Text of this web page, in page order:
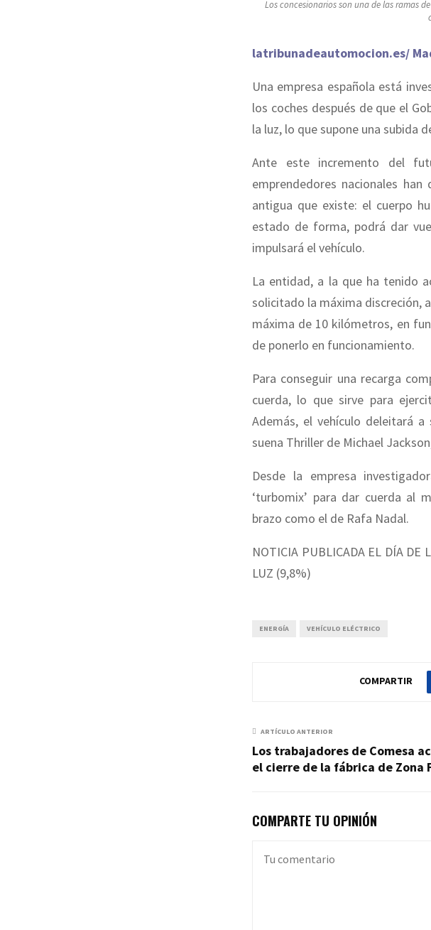
Los concesionarios son una de las ramas
latribunadeautomocion.es/
Una empresa española está
los coches después de que el
la luz, lo que supone una subida
Ante este incremento del
emprendedores nacionales
antigua que existe: el cuerpo
estado de forma, podrá dar
impulsará el vehículo.
La entidad, a la que ha tenido
solicitado la máxima discreción,
máxima de 10 kilómetros, en
de ponerlo en funcionamiento.
Para conseguir una recarga
cuerda, lo que sirve para
Además, el vehículo deleitará
suena Thriller de Michael
Desde la empresa
‘turbomix’ para dar cuerda al
brazo como el de Rafa Nadal.
NOTICIA PUBLICADA EL DÍA DE
LUZ (9,8%)
ENERGÍA VEHÍCULO ELÉCTRICO
COMPARTIR
ARTÍCULO ANTERIOR
Los trabajadores de Comesa
el cierre de la fábrica de Zona
COMPARTE TU OPINIÓN